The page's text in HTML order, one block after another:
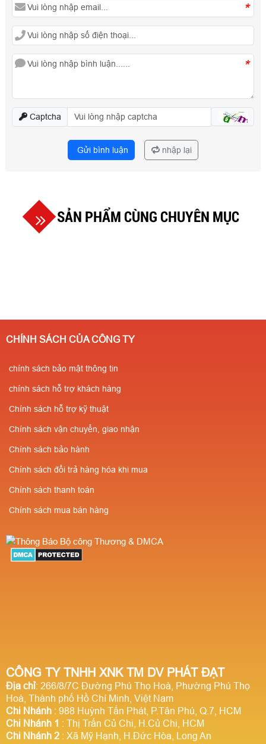
*
*
Captcha
Gửi bình luận nhập lại
SẢN PHẨM CÙNG CHUYÊN MỤC
CÔNG TY TNHH XNK TM DV PHÁT ĐẠT
Địa chỉ: 266/8/7C Đường Phú Thọ Hoà, Phường Phú Thọ
Hoà, Thành phố Hồ Chí Minh, Việt Nam
Chi Nhánh : 988 Huỳnh Tấn Phát, P.Tân Phú, Q.7, HCM
Chi Nhánh 1 : Thị Trấn Củ Chi, H.Củ Chi, HCM
Chi Nhánh 2 : Xã Mỹ Hạnh, H.Đức Hòa, Long An
CHÍNH SÁCH CỦA CÔNG TY
chính sách bảo mật thông tin
chính sách hỗ trợ khách hàng
Chính sách hỗ trợ kỹ thuật
Chính sách vận chuyển, giao nhận
Chính sách bảo hành
Chính sách đổi trả hàng hóa khi mua
Chính sách thanh toán
Chính sách mua bán hàng